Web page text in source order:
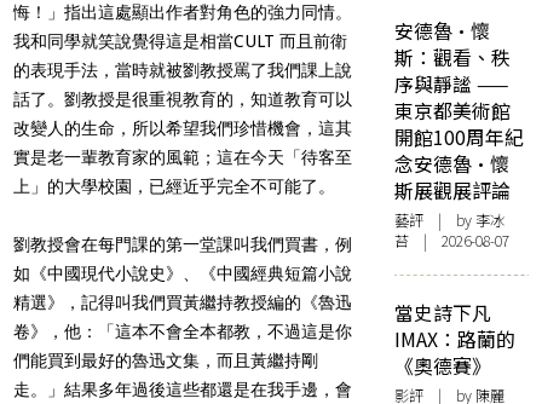
悔！」指出這處顯出作者對角色的強力同情。
我和同學就笑說覺得這是相當CULT 而且前衛
的表現手法，當時就被劉教授罵了我們課上說
話了。劉教授是很重視教育的，知道教育可以
改變人的生命，所以希望我們珍惜機會，這其
實是老一輩教育家的風範；這在今天「待客至
上」的大學校園，已經近乎完全不可能了。
劉教授會在每門課的第一堂課叫我們買書，例
如《中國現代小說史》、《中國經典短篇小說
精選》，記得叫我們買黃繼持教授編的《魯迅
卷》，他：「這本不會全本都教，不過這是你
們能買到最好的魯迅文集，而且黃繼持剛
走。」結果多年過後這些都還是在我手邊，會
安德魯·懷
斯：觀看、秩
序與靜謐 ——
東京都美術館
開館100周年紀
念安德魯·懷
斯展觀展評論
藝評 | by 李冰
苔 | 2026-08-07
當史詩下凡
IMAX：路蘭的
《奧德賽》
影評 | by 陳麗